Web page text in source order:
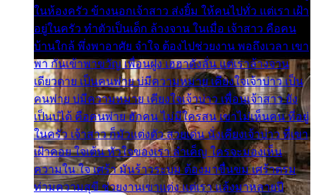
ในห้องครัว ข้างนอกเจ้าสาว ส่งยิ้ม ให้คนไปทั่ว แต่เรา เฝ้า
อยู่ในครัว ทำตัวเป็นเด็ก ล้างจาน ในเมื่อ เจ้าสาว คือคน
บ้านใกล้ พึ่งพาอาศัย จำใจ ต้องไปช่วยงาน พอถึงเวลา เขา
พา กันเข้าพาขวัญ เพื่อนฝูง เฮฮาดังลั่น แต่เราล้างจาน
เดียวดาย เป็นคนพ่าย บ่มีความหมาย เคียงใจเจ้าบ่าว เป็น
คนพ่าย บ่มีความหมาย เคียงใจเจ้าบ่าว เพื่อนเจ้าสาว ยัง
เป็นบ่ได้ คือคนพ่าย ฮักคน ไม่มีใครสน เขาไม่เห็นคน ที่อยู่
ในครัว เจ้าสาว ก็มัวแต่งตัว สวยเด่น นั่งเคียงเจ้าบ่าว ที่เขา
เฝ้าคอย ใจเต้น หัวใจของเรา ลำเค็ญ ใครจะมองเห็น
ความใน ใจ เศร้า มันร้าวระบม ต้องมาขื่นขม เศร้าตรม
ท่ามความสุขี ช่วยงานเขาแต่ง แต่เรา แล้งมาหลายปี